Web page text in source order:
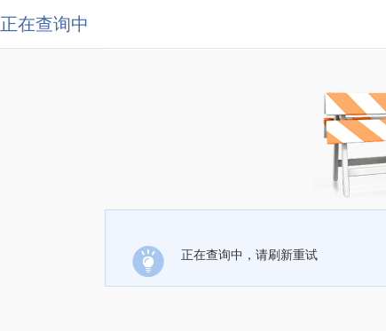
正在查询中
正在查询中，请刷新重试